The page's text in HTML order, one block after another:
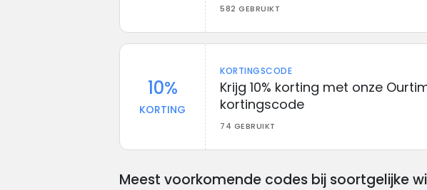
582 GEBRUIKT
10%
KORTING
KORTINGSCODE
Krijg 10% korting met onze
kortingscode
74 GEBRUIKT
Meest voorkomende codes bij soortgelijke